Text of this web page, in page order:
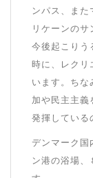
ンパス、ま
リケーンのサ
今後起こりう
時に、レクリ
います。ちな
加や民主主義
発揮している
デンマーク
ン港の浴場